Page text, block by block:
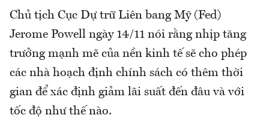
Chủ tịch Cục Dự trữ Liên bang Mỹ (Fed)
Jerome Powell ngày 14/11 nói rằng nhịp tăng
trưởng mạnh mẽ của nền kinh tế sẽ cho phép
các nhà hoạch định chính sách có thêm thời
gian để xác định giảm lãi suất đến đâu và với
tốc độ như thế nào.